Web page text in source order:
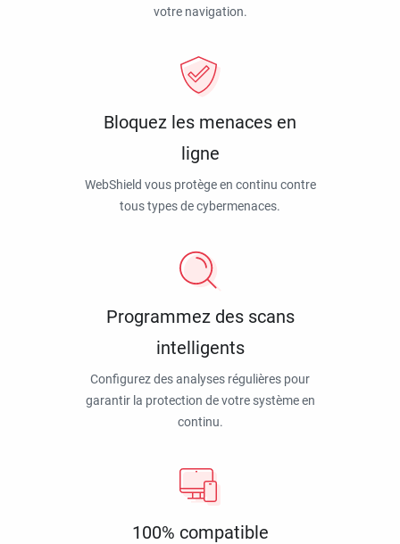
votre navigation.
Bloquez les menaces en
ligne
WebShield vous protège en continu contre
tous types de cybermenaces.
Programmez des scans
intelligents
Configurez des analyses régulières pour
garantir la protection de votre système en
continu.
100% compatible